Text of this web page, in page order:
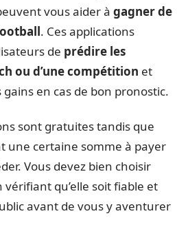
vous aider à gagner de
. Ces applications
de prédire les
ou d’une compétition et
en cas de bon pronostic.
sont gratuites tandis que
une certaine somme à payer
Vous devez bien choisir
qu’elle soit fiable et
avant de vous y aventurer